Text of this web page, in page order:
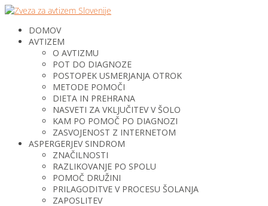
DOMOV
AVTIZEM
O AVTIZMU
POT DO DIAGNOZE
POSTOPEK USMERJANJA OTROK
METODE POMOČI
DIETA IN PREHRANA
NASVETI ZA VKLJUČITEV V ŠOLO
KAM PO POMOČ PO DIAGNOZI
ZASVOJENOST Z INTERNETOM
ASPERGERJEV SINDROM
ZNAČILNOSTI
RAZLIKOVANJE PO SPOLU
POMOČ DRUŽINI
PRILAGODITVE V PROCESU ŠOLANJA
ZAPOSLITEV